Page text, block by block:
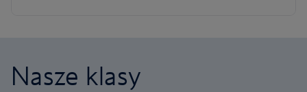
Nasze klasy